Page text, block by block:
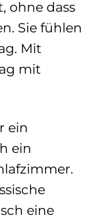
ohne dass
Sie fühlen
Mit
mit
ein
ein
eine